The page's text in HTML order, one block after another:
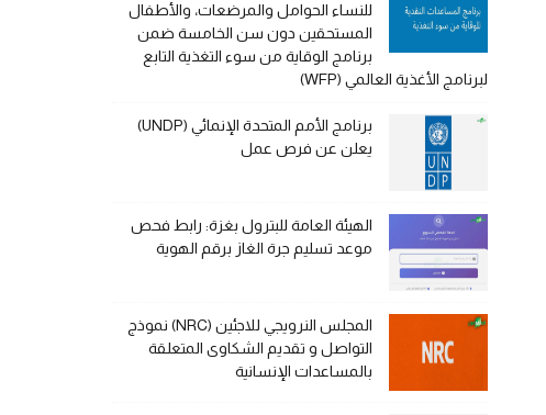
للنساء الحوامل والمرضعات، والأطفال
المستحقين دون سن الخامسة ضمن
برنامج الوقاية من سوء التغذية التابع
لبرنامج الأغذية العالمي (WFP)
برنامج الأمم المتحدة الإنمائي (UNDP)
يعلن عن فرص عمل
الهيئة العامة للبترول بغزة: رابط فحص
موعد تسليم جرة الغاز برقم الهوية
المجلس النرويجي للاجئين (NRC) نموذج
التواصل و تقديم الشكاوى المتعلقة
بالمساعدات الإنسانية